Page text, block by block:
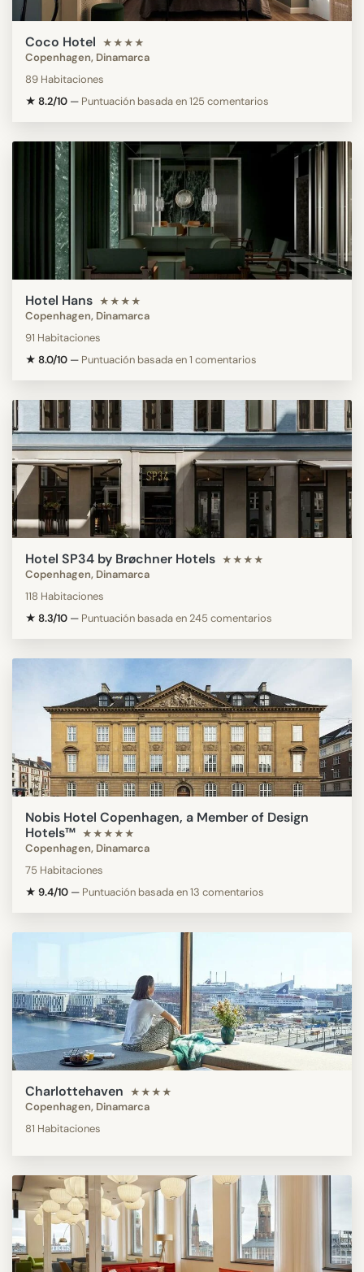
Coco Hotel ★★★★
Copenhagen, Dinamarca
89 Habitaciones
★ 8.2/10 — Puntuación basada en 125 comentarios
Hotel Hans ★★★★
Copenhagen, Dinamarca
91 Habitaciones
★ 8.0/10 — Puntuación basada en 1 comentarios
Hotel SP34 by Brøchner Hotels ★★★★
Copenhagen, Dinamarca
118 Habitaciones
★ 8.3/10 — Puntuación basada en 245 comentarios
Nobis Hotel Copenhagen, a Member of Design
Hotels™ ★★★★★
Copenhagen, Dinamarca
75 Habitaciones
★ 9.4/10 — Puntuación basada en 13 comentarios
Charlottehaven ★★★★
Copenhagen, Dinamarca
81 Habitaciones